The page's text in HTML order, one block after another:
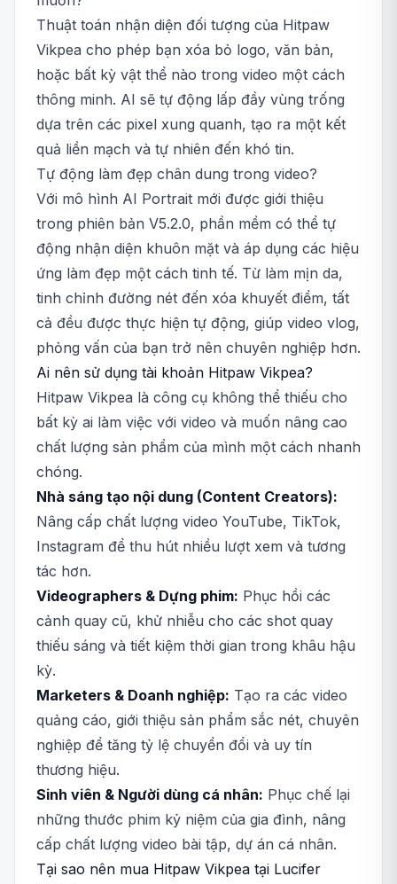
Thuật toán nhận diện đối tượng của Hitpaw
Vikpea cho phép bạn xóa bỏ logo, văn bản,
hoặc bất kỳ vật thể nào trong video một cách
thông minh. AI sẽ tự động lấp đầy vùng trống
dựa trên các pixel xung quanh, tạo ra một kết
quả liền mạch và tự nhiên đến khó tin.
Tự động làm đẹp chân dung trong video?
Với mô hình AI Portrait mới được giới thiệu
trong phiên bản V5.2.0, phần mềm có thể tự
động nhận diện khuôn mặt và áp dụng các hiệu
ứng làm đẹp một cách tinh tế. Từ làm mịn da,
tinh chỉnh đường nét đến xóa khuyết điểm, tất
cả đều được thực hiện tự động, giúp video vlog,
phỏng vấn của bạn trở nên chuyên nghiệp hơn.
Ai nên sử dụng tài khoản Hitpaw Vikpea?
Hitpaw Vikpea là công cụ không thể thiếu cho
bất kỳ ai làm việc với video và muốn nâng cao
chất lượng sản phẩm của mình một cách nhanh
chóng.
Nhà sáng tạo nội dung (Content Creators):
Nâng cấp chất lượng video YouTube, TikTok,
Instagram để thu hút nhiều lượt xem và tương
tác hơn.
Videographers & Dựng phim: Phục hồi các
cảnh quay cũ, khử nhiễu cho các shot quay
thiếu sáng và tiết kiệm thời gian trong khâu hậu
kỳ.
Marketers & Doanh nghiệp: Tạo ra các video
quảng cáo, giới thiệu sản phẩm sắc nét, chuyên
nghiệp để tăng tỷ lệ chuyển đổi và uy tín
thương hiệu.
Sinh viên & Người dùng cá nhân: Phục chế lại
những thước phim kỷ niệm của gia đình, nâng
cấp chất lượng video bài tập, dự án cá nhân.
Tại sao nên mua Hitpaw Vikpea tại Lucifer